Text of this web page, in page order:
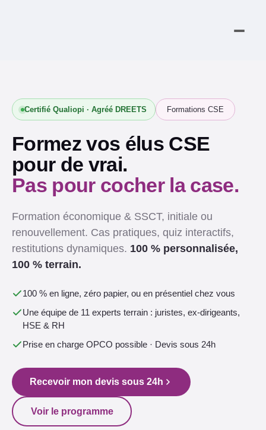
Certifié Qualiopi · Agréé DREETS Formations CSE
Formez vos élus CSE
pour de vrai.
Pas pour cocher la case.
Formation économique & SSCT, initiale ou
renouvellement. Cas pratiques, quiz interactifs,
restitutions dynamiques. 100 % personnalisée,
100 % terrain.
100 % en ligne, zéro papier, ou en présentiel chez vous
Une équipe de 11 experts terrain : juristes, ex-dirigeants,
HSE & RH
Prise en charge OPCO possible · Devis sous 24h
Recevoir mon devis sous 24h
Voir le programme